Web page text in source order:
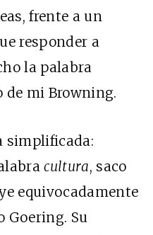
frente a un
responder a
la palabra
de mi Browning.
simplificada:
cultura, saco
equivocadamente
Goering. Su